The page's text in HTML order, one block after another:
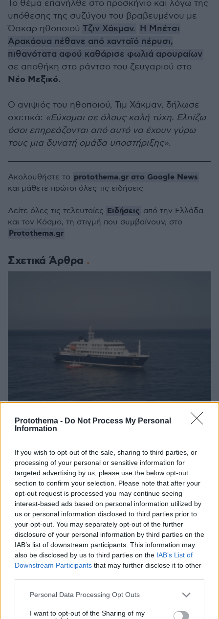
Protothema - Do Not Process My Personal
Information
If you wish to opt-out of the sale, sharing to third parties, or
processing of your personal or sensitive information for
targeted advertising by us, please use the below opt-out
section to confirm your selection. Please note that after your
opt-out request is processed you may continue seeing
interest-based ads based on personal information utilized by
us or personal information disclosed to third parties prior to
your opt-out. You may separately opt-out of the further
disclosure of your personal information by third parties on the
IAB’s list of downstream participants. This information may
also be disclosed by us to third parties on the IAB’s List of
Downstream Participants that may further disclose it to other
Please note that this website/app uses one or more Google
not limited to your visit or usage behaviour. You may click to
Personal Data Processing Opt Outs
I want to opt-out of the Sharing of my
Το θέμα επανήλθε στο προσκήνιο και λόγω της
υπόθεσης της συζύγου του βραβευμένου με
Όσκαρ ηθοποιού Τζιν Χάκμαν. Η Μπέτσι
Αρακάουα πέθανε από χανταϊό πέρυσι,
πιθανότατα αφού καθάρισε φωλιά αρουραίων
σε αποθήκη στο ράντσο του ζευγαριού στο
Νέο Μεξικό.
Ο ανιψιός του ηθοποιού, Τιμ Χάκμαν, δήλωσε
σχετικά: «Εύχομαι σε όλους καλή τύχη. Ελπίζω
όσοι επηρεάζονται από αυτό να έχουν γύρω
τους μια δυνατή ομάδα υποστήριξης».
Σχετικά Άρθρα
Δείτε live: Στο λιμάνι της Τενερίφης το MV Hondius, με
ειδικά λεωφορεία και αεροπλάνα η μεταφορά των επαφών
υψηλού κινδύνου
10.05.2026, 08:45
Ακολουθήστε το protothema.gr στο Google News
και μάθετε πρώτοι όλες τις ειδήσεις
Δείτε όλες τις τελευταίες Ειδήσεις από την Ελλάδα
και τον Κόσμο, τη στιγμή που συμβαίνουν, στο
Protothema.gr